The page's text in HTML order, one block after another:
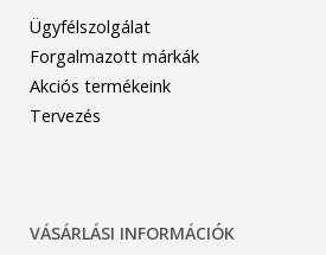
Ügyfélszolgálat
Forgalmazott márkák
Akciós termékeink
Tervezés
VÁSÁRLÁSI INFORMÁCIÓK